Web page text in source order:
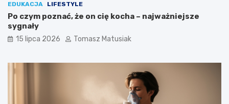
EDUKACJA LIFESTYLE
Po czym poznać, że on cię kocha – najważniejsze
sygnały
15 lipca 2026 Tomasz Matusiak